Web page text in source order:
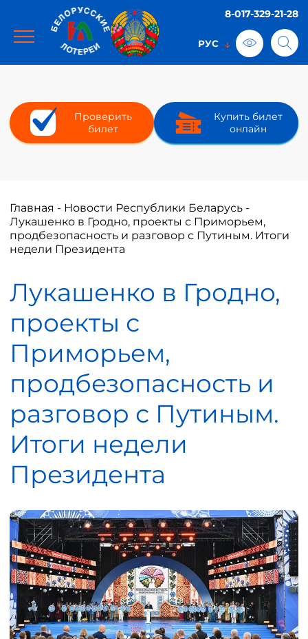
8-017-329-21-28
Проверить
билет
Купить билет
онлайн
Главная - Новости Республики Беларусь -
Лукашенко в Гродно, проекты с Приморьем,
продбезопасность и разговор с Путиным. Итоги
недели Президента
Лукашенко в Гродно,
проекты с
Приморьем,
продбезопасность и
разговор с Путиным.
Итоги недели
Президента